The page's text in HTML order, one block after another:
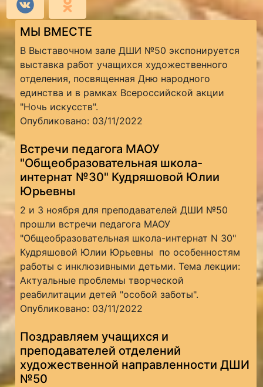
МЫ ВМЕСТЕ
В Выставочном зале ДШИ №50 экспонируется
выставка работ учащихся художественного
отделения, посвященная Дню народного
единства и в рамках Всероссийской акции
"Ночь искусств".
Опубликовано: 03/11/2022
Встречи педагога МАОУ
"Общеобразовательная школа-
интернат №30" Кудряшовой Юлии
Юрьевны
2 и 3 ноября для преподавателей ДШИ №50
прошли встречи педагога МАОУ
"Общеобразовательная школа-интернат N 30"
Кудряшовой Юлии Юрьевны по особенностям
работы с инклюзивными детьми. Тема лекции:
Актуальные проблемы творческой
реабилитации детей "особой заботы".
Опубликовано: 03/11/2022
Поздравляем учащихся и
преподавателей отделений
художественной направленности ДШИ
№50